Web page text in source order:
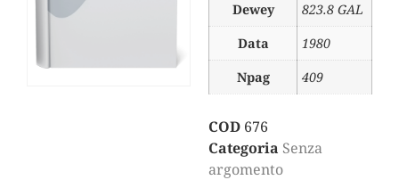
Dewey
823.8 GAL
Data
1980
Npag
409
COD 676
Categoria Senza
argomento